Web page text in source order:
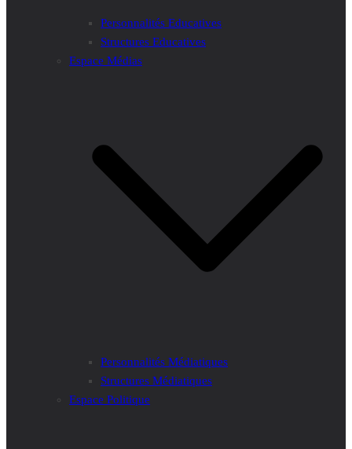
Personnalités Educatives
Structures Educatives
Espace Médias
Personnalités Médiatiques
Structures Médiatiques
Espace Politique